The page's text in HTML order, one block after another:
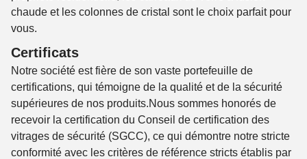
chaude et les colonnes de cristal sont le choix parfait pour
vous.
Certificats
Notre société est fière de son vaste portefeuille de
certifications, qui témoigne de la qualité et de la sécurité
supérieures de nos produits.Nous sommes honorés de
recevoir la certification du Conseil de certification des
vitrages de sécurité (SGCC), ce qui démontre notre stricte
conformité avec les critères de référence stricts établis par